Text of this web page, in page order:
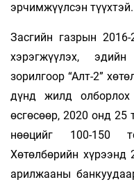
эрчимжүүлсэн түүхтэй.
Засгийн газрын
хэрэгжүүлэх,
зорилгоор “Алт-2”
дүнд жилд
өсгөсөөр, 2020 онд 25
нөөцийг 100-150
Хөтөлбөрийн хүрээнд
арилжааны